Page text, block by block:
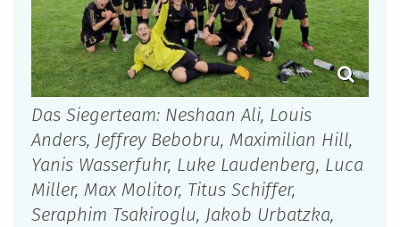
Das Siegerteam: Neshaan Ali, Louis
Anders, Jeffrey Bebobru, Maximilian Hill,
Yanis Wasserfuhr, Luke Laudenberg, Luca
Miller, Max Molitor, Titus Schiffer,
Seraphim Tsakiroglu, Jakob Urbatzka,